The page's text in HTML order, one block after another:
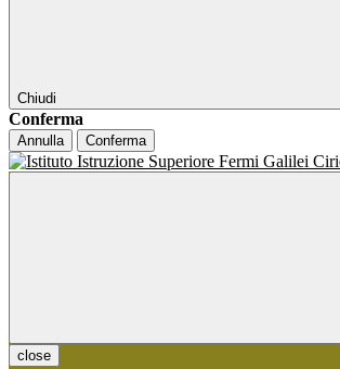
Chiudi
Conferma
Annulla Conferma
close